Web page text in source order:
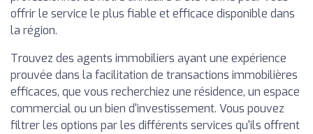
offrir le service le plus fiable et efficace disponible dans
la région.
Trouvez des agents immobiliers ayant une expérience
prouvée dans la facilitation de transactions immobilières
efficaces, que vous recherchiez une résidence, un espace
commercial ou un bien d'investissement. Vous pouvez
filtrer les options par les différents services qu'ils offrent